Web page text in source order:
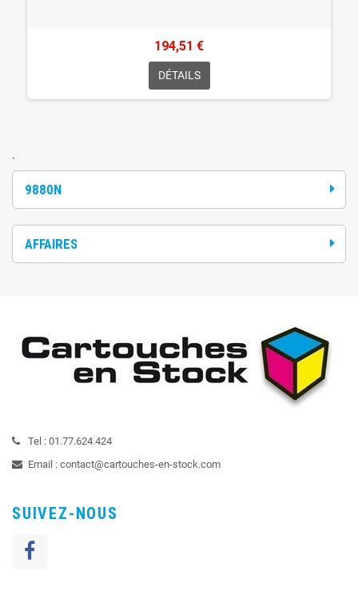
`
9880N
AFFAIRES
194,51 €
DÉTAILS
Tel : 01.77.624.424
Email : contact@cartouches-en-stock.com
SUIVEZ-NOUS